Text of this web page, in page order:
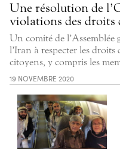
Une résolution de
violations des droits
Un comité de l’Assemblée
l’Iran à respecter les droits
citoyens, y compris les
19 NOVEMBRE 2020